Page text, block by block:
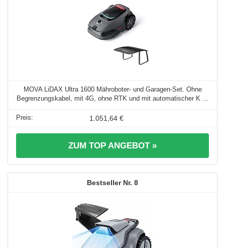
MOVA LiDAX Ultra 1600 Mähroboter- und Garagen-Set. Ohne
Begrenzungskabel, mit 4G, ohne RTK und mit automatischer K ...
1.051,64 €
ZUM TOP ANGEBOT »
8